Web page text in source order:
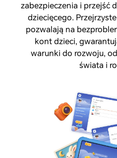
zabezpieczenia i przejść
dziecięcego.
pozwalają na
kont dzieci,
warunki do rozwoju,
świata i